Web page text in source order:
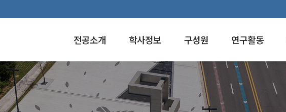
전공소개 학사정보 구성원 연구활동